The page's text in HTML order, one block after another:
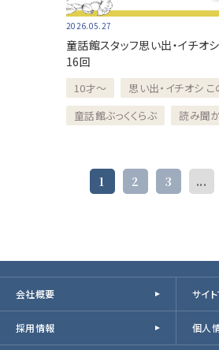
2026.05.27
童話館スタッフ思い出・イチ
16回
10才～
思い出・イチオシ こ
童話館ぶっくくらぶ
読み聞
1 2 3 ...
会社概要 サイ
採用情報 個人